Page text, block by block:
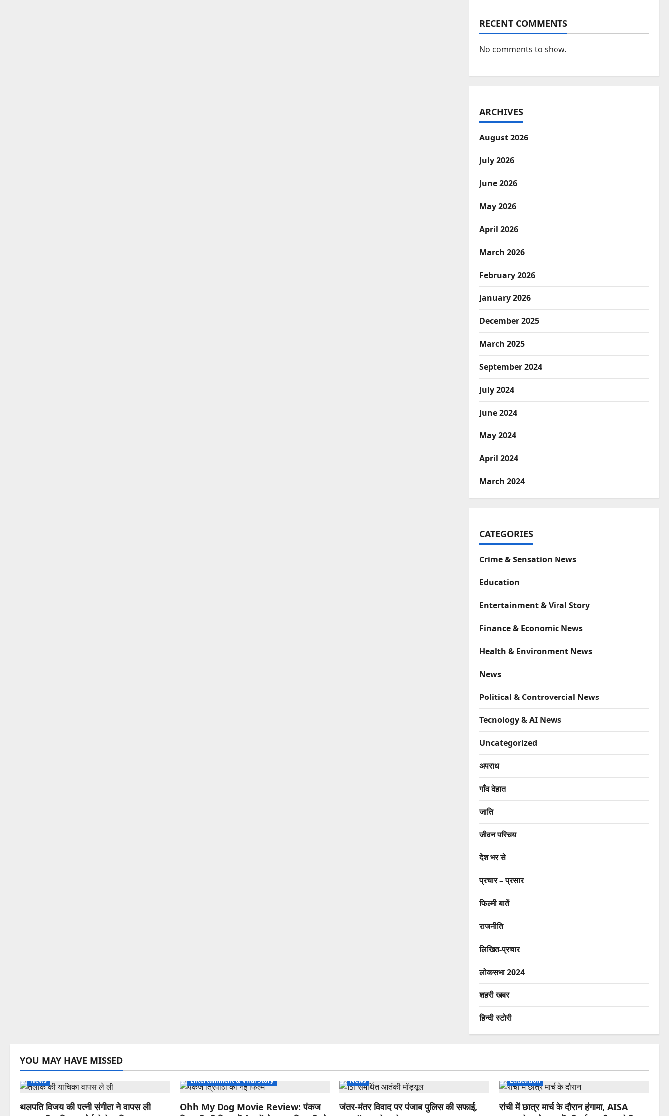
RECENT COMMENTS
No comments to show.
ARCHIVES
August 2026
July 2026
June 2026
May 2026
April 2026
March 2026
February 2026
January 2026
December 2025
March 2025
September 2024
July 2024
June 2024
May 2024
April 2024
March 2024
CATEGORIES
Crime & Sensation News
Education
Entertainment & Viral Story
Finance & Economic News
Health & Environment News
News
Political & Controvercial News
Tecnology & AI News
Uncategorized
अपराध
गाँव देहात
जाति
जीवन परिचय
देश भर से
प्रचार – प्रसार
फिल्मी बातें
राजनीति
लिखित-प्रचार
लोकसभा 2024
शहरी खबर
हिन्दी स्टोरी
YOU MAY HAVE MISSED
News
थलपति विजय की पत्नी संगीता ने वापस ली
Entertainment & Viral Story
Ohh My Dog Movie Review: पंकज
News
जंतर-मंतर विवाद पर पंजाब पुलिस की सफाई,
Education
रांची में छात्र मार्च के दौरान हंगामा, AISA